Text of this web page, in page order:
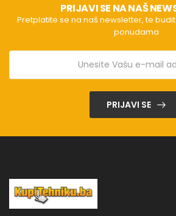
PRIJAVI SE NA NAŠ
Pretplatite se na naš newsletter, te
ponudama
PRIJAVI SE